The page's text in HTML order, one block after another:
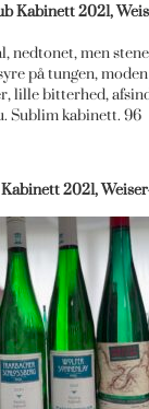
Kabinett 2021,
nedtonet, men
på tungen,
lille bitterhed,
Sublim kabinett. 96
2021,